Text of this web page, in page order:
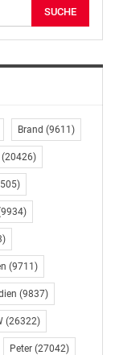
Brand (9611)
(20426)
(9711)
(9837)
(26322)
Peter (27042)